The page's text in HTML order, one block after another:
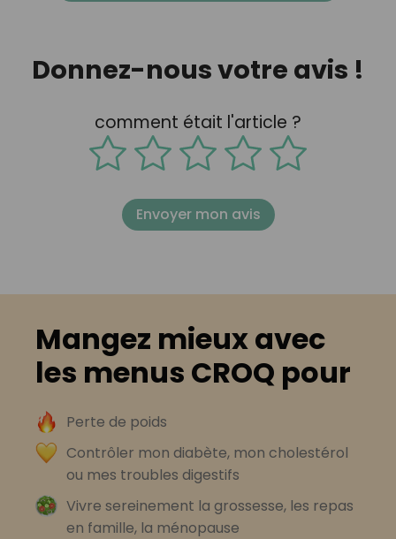
Donnez-nous votre avis !
comment était l'article ?
Envoyer mon avis
Mangez mieux avec
les menus CROQ pour
Perte de poids
Contrôler mon diabète, mon cholestérol
ou mes troubles digestifs
Vivre sereinement la grossesse, les repas
en famille, la ménopause